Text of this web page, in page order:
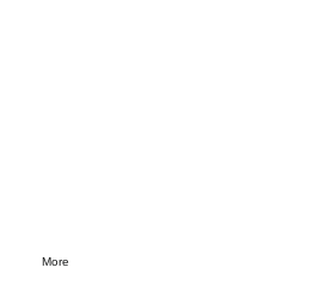
More